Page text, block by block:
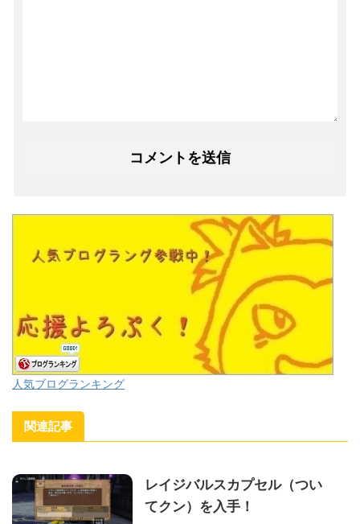
人気ブログランキング
関連記事
レイジバルスカプセル（つい
てクン）を入手！